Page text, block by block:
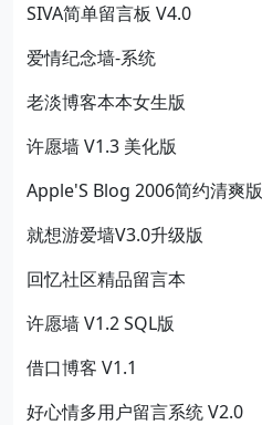
SIVA简单留言板 V4.0
爱情纪念墙-系统
老淡博客本本女生版
许愿墙 V1.3 美化版
Apple'S Blog 2006简约清爽版
就想游爱墙V3.0升级版
回忆社区精品留言本
许愿墙 V1.2 SQL版
借口博客 V1.1
好心情多用户留言系统 V2.0